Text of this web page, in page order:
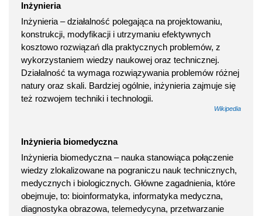
Inżynieria
Inżynieria – działalność polegająca na projektowaniu,
konstrukcji, modyfikacji i utrzymaniu efektywnych
kosztowo rozwiązań dla praktycznych problemów, z
wykorzystaniem wiedzy naukowej oraz technicznej.
Działalność ta wymaga rozwiązywania problemów różnej
natury oraz skali. Bardziej ogólnie, inżynieria zajmuje się
też rozwojem techniki i technologii.
Wikipedia
Inżynieria biomedyczna
Inżynieria biomedyczna – nauka stanowiąca połączenie
wiedzy zlokalizowane na pograniczu nauk technicznych,
medycznych i biologicznych. Główne zagadnienia, które
obejmuje, to: bioinformatyka, informatyka medyczna,
diagnostyka obrazowa, telemedycyna, przetwarzanie